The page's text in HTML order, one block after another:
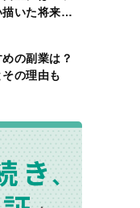
いた将来を
の副業は？
の理由も